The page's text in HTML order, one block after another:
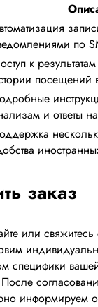
по
к
посещений
и ответы
заказ
или
специфики
информируем